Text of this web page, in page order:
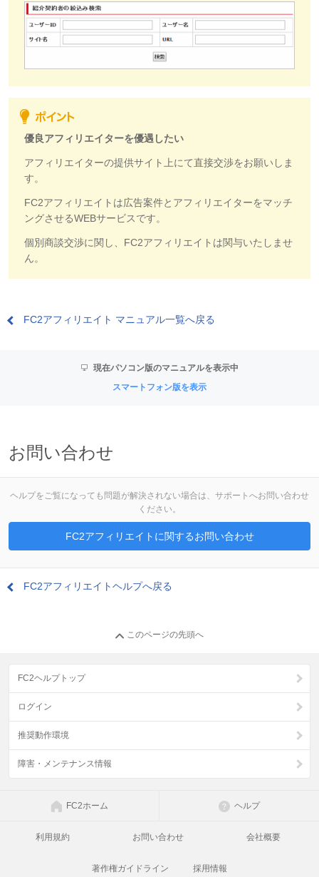
優良アフィリエイターを優遇したい
アフィリエイターの提供サイト上にて直接交渉をお願いしま
す。
FC2アフィリエイトは広告案件とアフィリエイターをマッチ
ングさせるWEBサービスです。
個別商談交渉に関し、FC2アフィリエイトは関与いたしませ
ん。
FC2アフィリエイト マニュアル一覧へ戻る
現在パソコン版のマニュアルを表示中
スマートフォン版を表示
お問い合わせ
ヘルプをご覧になっても問題が解決されない場合は、サポートへお問い合わせ
ください。
FC2アフィリエイトに関するお問い合わせ
FC2アフィリエイトヘルプへ戻る
このページの先頭へ
FC2ヘルプトップ
ログイン
推奨動作環境
障害・メンテナンス情報
FC2ホーム ヘルプ
利用規約 お問い合わせ 会社概要
著作権ガイドライン 採用情報